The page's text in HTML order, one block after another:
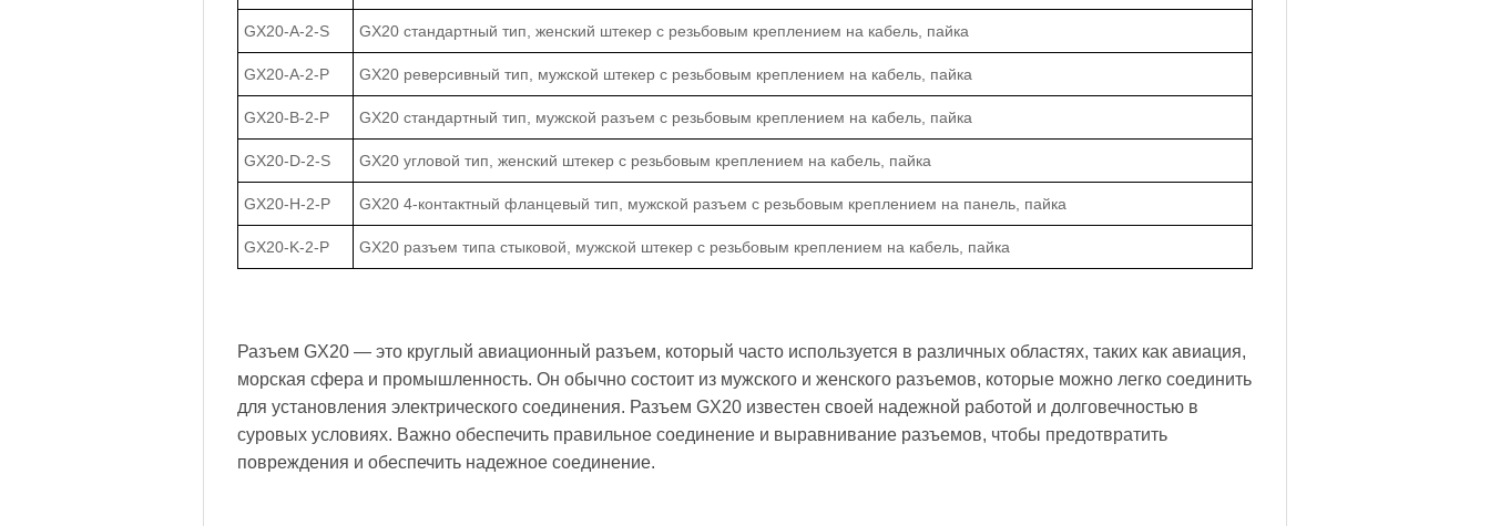
GX20-A-2-S GX20 стандартный тип, женский штекер с резьбовым креплением на кабель, пайка
GX20-A-2-P GX20 реверсивный тип, мужской штекер с резьбовым креплением на кабель, пайка
GX20-B-2-P GX20 стандартный тип, мужской разъем с резьбовым креплением на кабель, пайка
GX20-D-2-S GX20 угловой тип, женский штекер с резьбовым креплением на кабель, пайка
GX20-H-2-P GX20 4-контактный фланцевый тип, мужской разъем с резьбовым креплением на панель, пайка
GX20-K-2-P GX20 разъем типа стыковой, мужской штекер с резьбовым креплением на кабель, пайка
Разъем GX20 — это круглый авиационный разъем, который часто используется в различных областях, таких как авиация,
морская сфера и промышленность. Он обычно состоит из мужского и женского разъемов, которые можно легко соединить
для установления электрического соединения. Разъем GX20 известен своей надежной работой и долговечностью в
суровых условиях. Важно обеспечить правильное соединение и выравнивание разъемов, чтобы предотвратить
повреждения и обеспечить надежное соединение.